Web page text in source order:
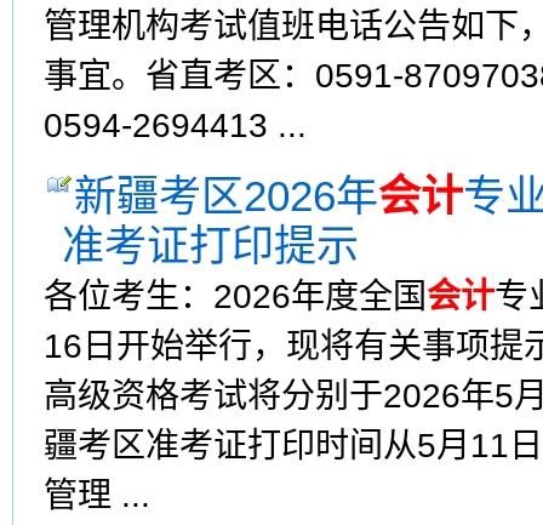
管理机构考试值班电话公告如下
事宜。省直考区：0591-
0594-2694413 ...
新疆考区2026年会计专
准考证打印提示
各位考生：2026年度全国 会计专
16日开始举行，现将有关事项提
高级资格考试将分别于2026年5
疆考区准考证打印时间从5月11
管理 ...